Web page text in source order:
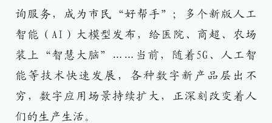
询服务，成为市民“好帮手”；多个新版人工
智能（AI）大模型发布，给医院、商超、农场
装上“智慧大脑”……当前，随着5G、人工智
能等技术快速发展，各种数字新产品层出不
穷，数字应用场景持续扩大，正深刻改变着人
们的生产生活。